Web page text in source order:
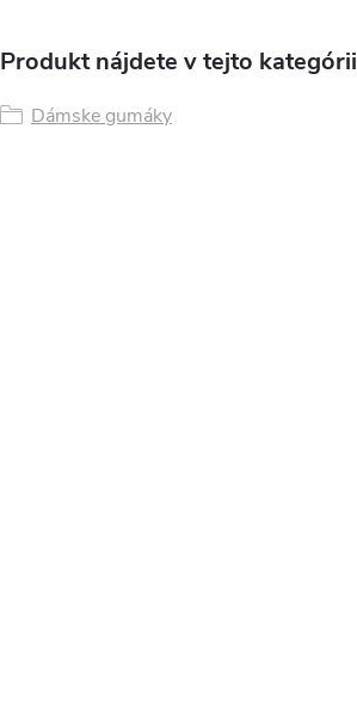
Produkt nájdete v tejto kategórii
Dámske gumáky